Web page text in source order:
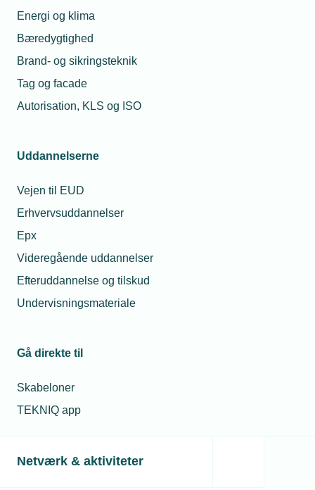
Energi og klima
Bæredygtighed
Brand- og sikringsteknik
Tag og facade
Autorisation, KLS og ISO
Uddannelserne
Vejen til EUD
Erhvervsuddannelser
Epx
Videregående uddannelser
Efteruddannelse og tilskud
Undervisningsmateriale
Gå direkte til
Skabeloner
TEKNIQ app
Netværk & aktiviteter